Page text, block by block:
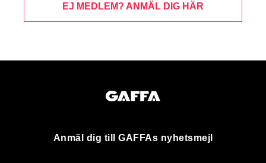
EJ MEDLEM? ANMÄL DIG HÄR
Anmäl dig till GAFFAs nyhetsmejl